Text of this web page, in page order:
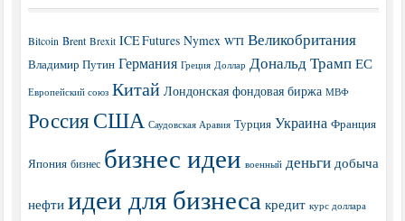
Bitcoin Brent Brexit ICE Futures Nymex WTI Великобритания
Владимир Путин Германия Греция Доллар Дональд Трамп ЕС
Европейский союз Китай Лондонская фондовая биржа МВФ
РоссияСША Саудовская Аравия Турция Украина Франция
Япония бизнес бизнес идеи военный деньги добыча
нефти идеи для бизнеса кредит курс доллара